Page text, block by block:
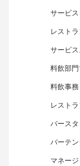
サービス
レスト
サービ
料飲部
料飲事務
レスト
バース
バーテ
マネー